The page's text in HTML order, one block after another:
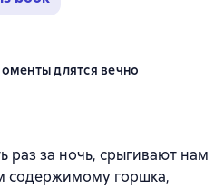
длятся вечно
4,7 на основе 147 оценок
раз за ночь, срыгивают нам
содержимому горшка,